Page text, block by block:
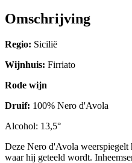
Omschrijving
Regio: Sicilië
Wijnhuis: Firriato
Rode wijn
Druif: 100% Nero d'Avola
Alcohol: 13,5°
Deze Nero d'Avola
waar hij geteeld wordt.